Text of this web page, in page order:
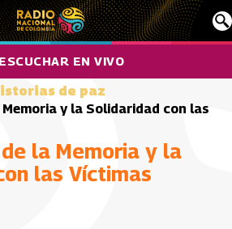
ESCUCHAR EN VIVO
de paz
y la Solidaridad con las
la Memoria y la
las Víctimas